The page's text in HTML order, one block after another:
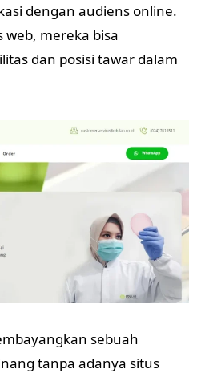
dengan audiens online.
web, mereka bisa
dan posisi tawar dalam
sebuah
tanpa adanya situs